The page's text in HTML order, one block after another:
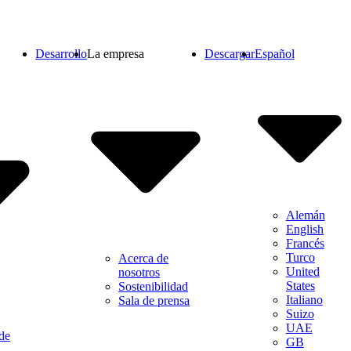
DesarrolloLa empresa
Acerca de
nosotros
Sostenibilidad
Sala de prensa
DescargarEspañol
Alemán
English
Francés
Turco
United
States
Italiano
Suizo
UAE
GB